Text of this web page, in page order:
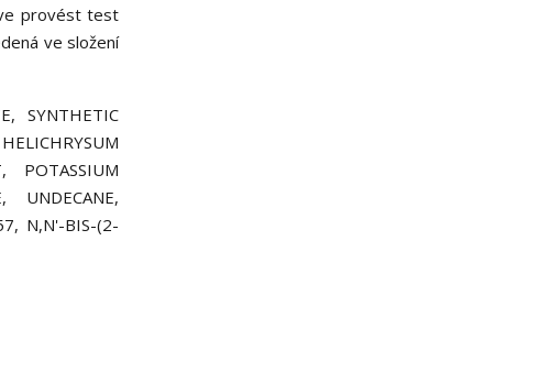
provést test
ve složení
SYNTHETIC
POTASSIUM
UNDECANE,
N,N'-BIS-(2-